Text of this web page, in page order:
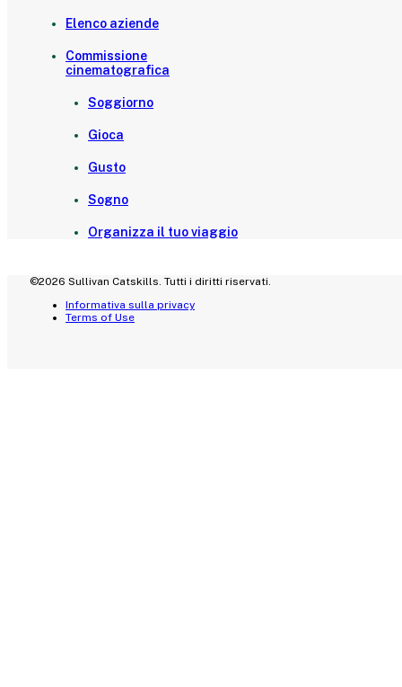
Elenco aziende
Commissione
cinematografica
Soggiorno
Gioca
Gusto
Sogno
Organizza il tuo viaggio
©2026 Sullivan Catskills. Tutti i diritti riservati.
Informativa sulla privacy
Terms of Use